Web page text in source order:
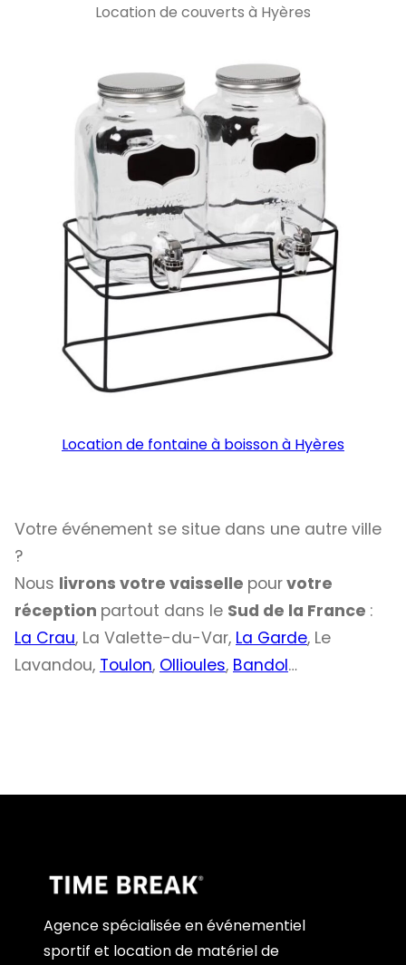
Location de couverts à Hyères
Location de fontaine à boisson à Hyères
Votre événement se situe dans une autre ville
?
Nous livrons votre vaisselle pourvotre
réception partout dans le Sud de la France :
La Crau, La Valette-du-Var, La Garde, Le
Lavandou, Toulon, Ollioules, Bandol…
Agence spécialisée en événementiel
sportif et location de matériel de